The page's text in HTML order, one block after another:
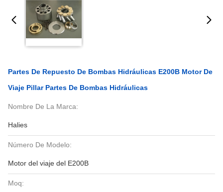
Partes De Repuesto De Bombas Hidráulicas E200B Motor De
Viaje Pillar Partes De Bombas Hidráulicas
Nombre De La Marca:
Halies
Número De Modelo:
Motor del viaje del E200B
Moq: